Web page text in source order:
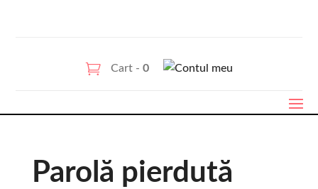
Cart - 0
Parolă pierdută